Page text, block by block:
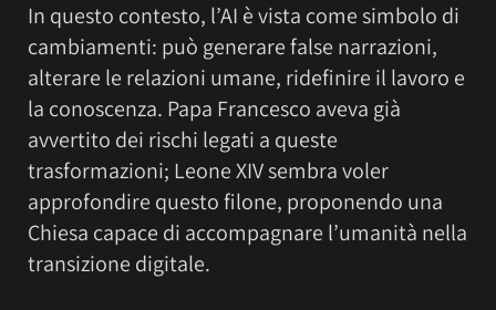
In questo contesto, l’AI è vista come simbolo di
cambiamenti: può generare false narrazioni,
alterare le relazioni umane, ridefinire il lavoro e
la conoscenza. Papa Francesco aveva già
avvertito dei rischi legati a queste
trasformazioni; Leone XIV sembra voler
approfondire questo filone, proponendo una
Chiesa capace di accompagnare l’umanità nella
transizione digitale.